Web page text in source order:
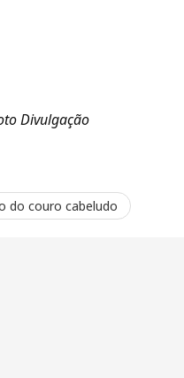
Divulgação
do couro cabeludo